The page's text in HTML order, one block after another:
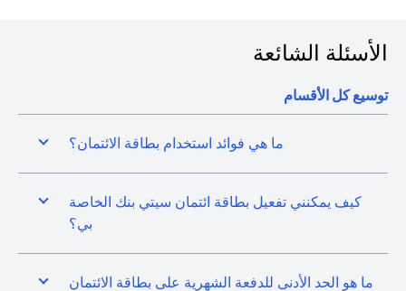
الأسئلة الشائعة
توسيع كل الأقسام
ما هي فوائد استخدام بطاقة الائتمان؟
كيف يمكنني تفعيل بطاقة ائتمان سيتي بنك الخاصة
بي؟
ما هو الحد الأدنى للدفعة الشهرية على بطاقة الائتمان